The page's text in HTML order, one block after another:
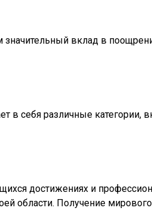
вклад в
в себя различные категории,
достижениях и
области. Получение